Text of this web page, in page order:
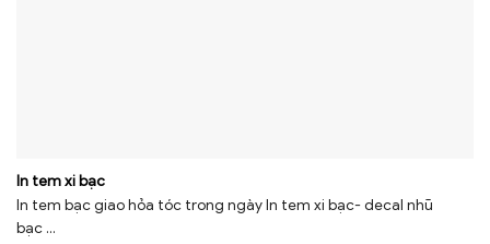
In tem xi bạc
In tem bạc giao hỏa tóc trong ngày In tem xi bạc- decal nhũ
bạc ...